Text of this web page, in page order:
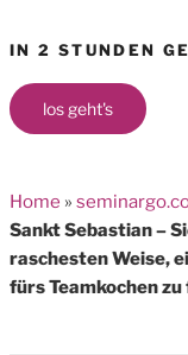
IN 2 STUNDEN
los geht's
Home »
Sankt Sebastian –
raschesten Weise,
fürs Teamkochen zu